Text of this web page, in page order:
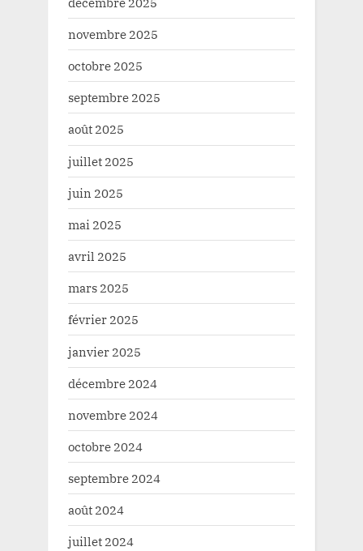
novembre 2025
octobre 2025
septembre 2025
août 2025
juillet 2025
juin 2025
mai 2025
avril 2025
mars 2025
février 2025
janvier 2025
décembre 2024
novembre 2024
octobre 2024
septembre 2024
août 2024
juillet 2024